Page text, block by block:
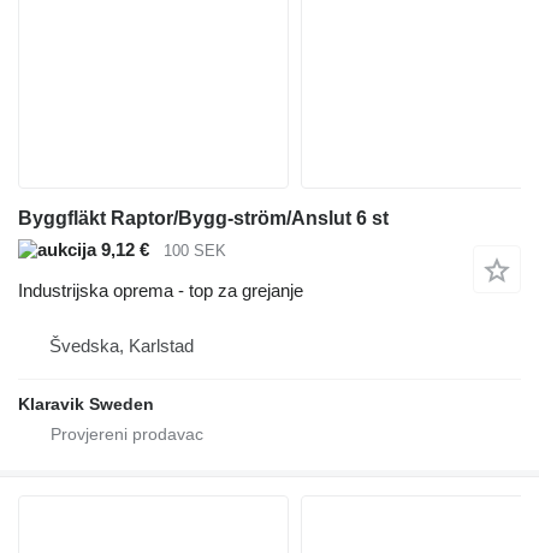
Byggfläkt Raptor/Bygg-ström/Anslut 6 st
9,12 €
100 SEK
Industrijska oprema - top za grejanje
Švedska, Karlstad
Klaravik Sweden